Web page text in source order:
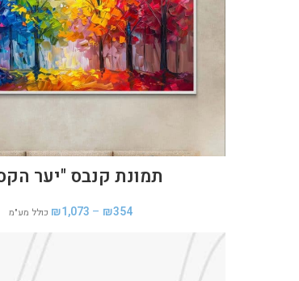
תמונת קנבס "יער
₪354
–
₪1,073 כולל מע"מ